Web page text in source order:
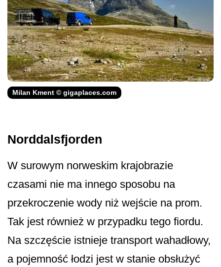
Milan Kment © gigaplaces.com
Norddalsfjorden
W surowym norweskim krajobrazie
czasami nie ma innego sposobu na
przekroczenie wody niż wejście na prom.
Tak jest również w przypadku tego fiordu.
Na szczęście istnieje transport wahadłowy,
a pojemność łodzi jest w stanie obsłużyć